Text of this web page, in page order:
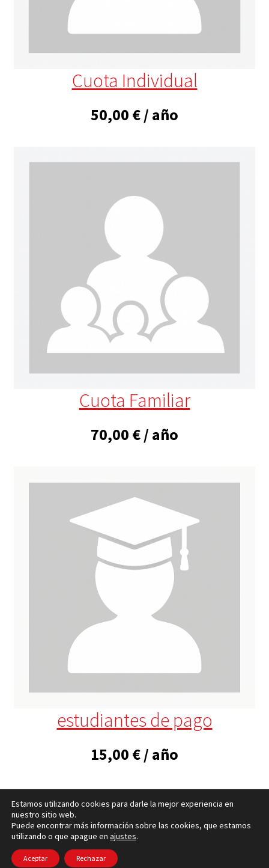
Cuota Individual
50,00 €/ año
Cuota Familiar
70,00 €/ año
estudiantes de pago
15,00 €/ año
Política de cookies
– © Ccluxemburgo 2006 - 2026 –
Política de privacidad
Estamos utilizando cookies para darle la mejor experiencia en
nuestro sitio web.
Puede encontrar más información sobre las cookies, que estamos
utilizando o que apague en ajustes.
Aceptar Rechazar